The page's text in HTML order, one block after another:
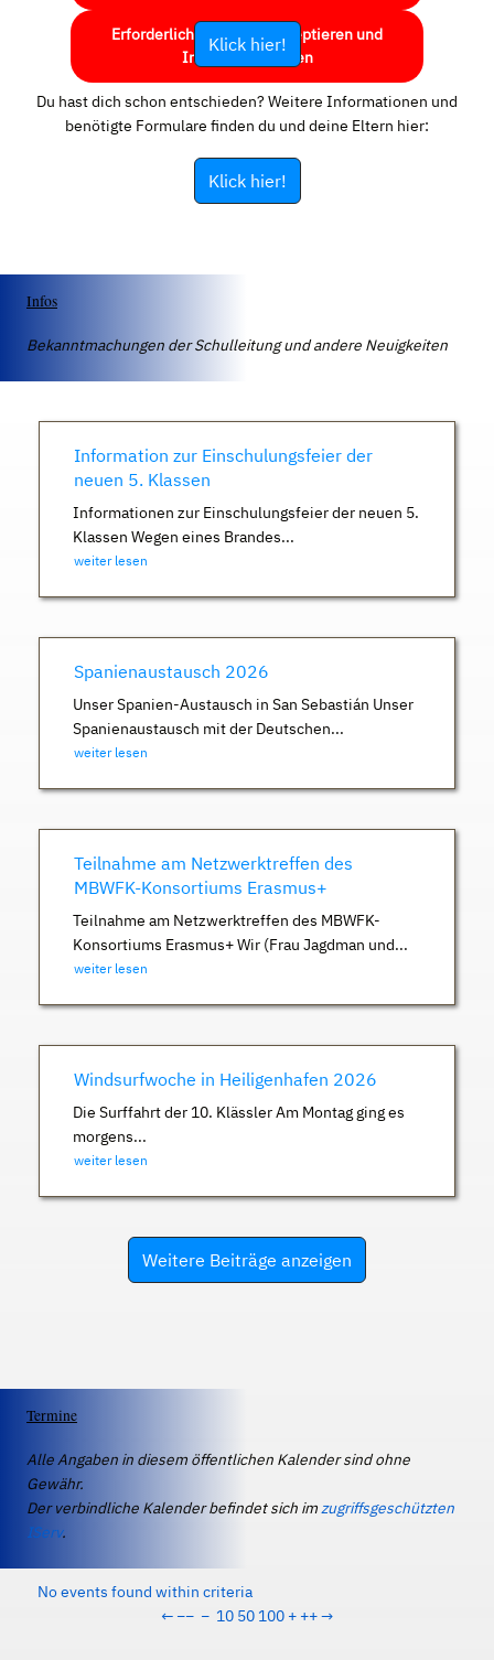
Erforderlichen Service akzeptieren und
Inhalte entsperren
Klick hier!
Du hast dich schon entschieden? Weitere Informationen und
benötigte Formulare finden du und deine Eltern hier:
Klick hier!
Infos
Bekanntmachungen der Schulleitung und andere Neuigkeiten
Information zur Einschulungsfeier der
neuen 5. Klassen
Informationen zur Einschulungsfeier der neuen 5.
Klassen Wegen eines Brandes...
weiter lesen
Spanienaustausch 2026
Unser Spanien-Austausch in San Sebastián Unser
Spanienaustausch mit der Deutschen...
weiter lesen
Teilnahme am Netzwerktreffen des
MBWFK-Konsortiums Erasmus+
Teilnahme am Netzwerktreffen des MBWFK-
Konsortiums Erasmus+ Wir (Frau Jagdman und...
weiter lesen
Windsurfwoche in Heiligenhafen 2026
Die Surffahrt der 10. Klässler Am Montag ging es
morgens...
weiter lesen
Weitere Beiträge anzeigen
Termine
Alle Angaben in diesem öffentlichen Kalender sind ohne
Gewähr.
Der verbindliche Kalender befindet sich imzugriffsgeschützten
IServ.
No events found within criteria
← −− − 10 50 100 + ++→